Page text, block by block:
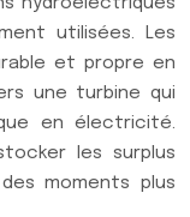
utilisées. Les
et propre en
une turbine qui
en électricité.
les surplus
moments plus